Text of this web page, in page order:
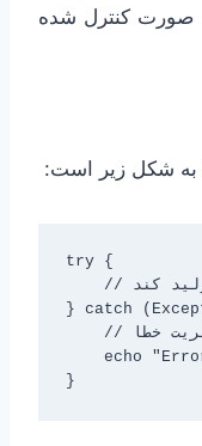
صورت کنترل شده
try {
} catch
}